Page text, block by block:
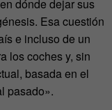
dónde dejar sus
Esa cuestión
e incluso de un
los coches y, sin
basada en el
pasado».